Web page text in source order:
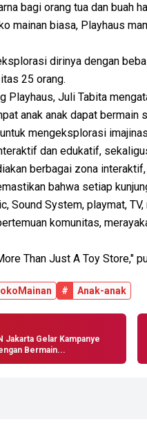
bagi orang tua dan buah
mainan biasa, Playhaus
dirinya dengan
25 orang.
Playhaus, Juli Tabita
anak anak dapat bermain
mengeksplorasi
dan edukatif,
berbagai zona
bahwa setiap
Sound System, playmat,
komunitas,
Than Just A Toy Store,"
# Anak-anak
Jakarta Gelar Kampanye
Bermain...